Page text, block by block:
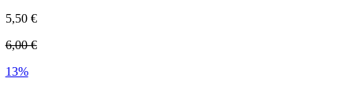
5,50 €
6,00 €
13%